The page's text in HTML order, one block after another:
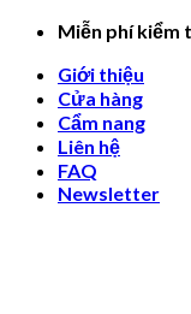
Skip
content
Miễn phí kiểm
Giới thiệu
Cửa hàng
Cẩm nang
Liên hệ
FAQ
Newsletter